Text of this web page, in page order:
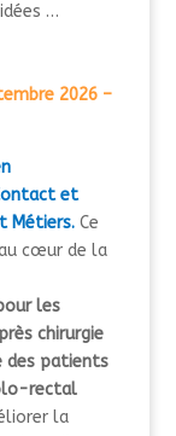
…
2026 –
et
Métiers.Ce
cœur de la
les
chirurgie
des patients
rectal
la